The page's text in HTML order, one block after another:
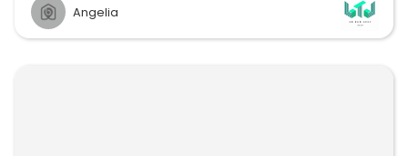
Angelia